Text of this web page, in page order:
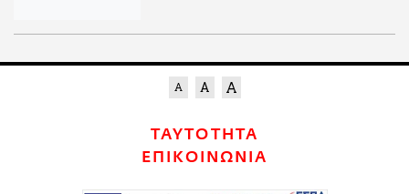
ΤΑΥΤΟΤΗΤΑ
ΕΠΙΚΟΙΝΩΝΙΑ